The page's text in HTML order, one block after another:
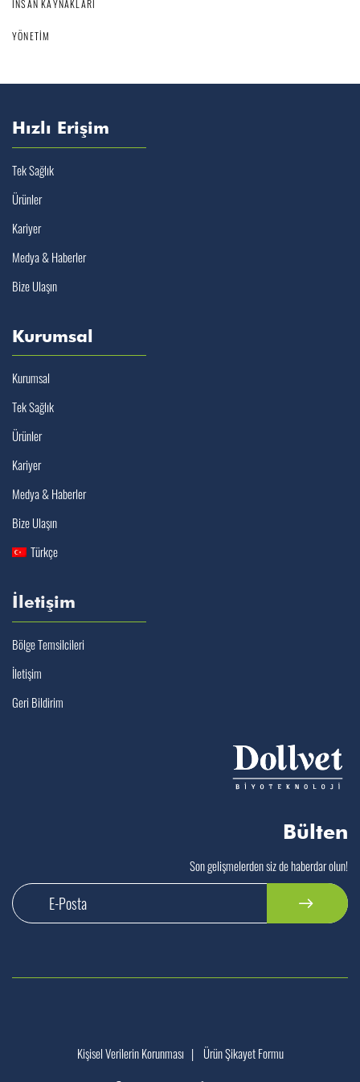
İNSAN KAYNAKLARI
YÖNETIM
Hızlı Erişim
Tek Sağlık
Ürünler
Kariyer
Medya & Haberler
Bize Ulaşın
Kurumsal
Kurumsal
Tek Sağlık
Ürünler
Kariyer
Medya & Haberler
Bize Ulaşın
Türkçe
İletişim
Bölge Temsilcileri
İletişim
Geri Bildirim
Bülten
Son gelişmelerden siz de haberdar olun!
Kişisel Verilerin Korunması | Ürün Şikayet Formu